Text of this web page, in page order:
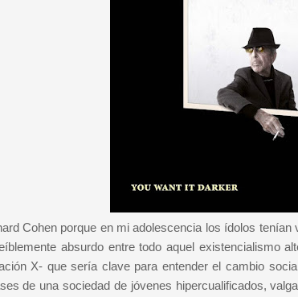
Cohen porque en mi adolescencia los ídolos
absurdo entre todo aquel existencialismo
X- que sería clave para entender el cambio
de una sociedad de jóvenes hipercualificados,